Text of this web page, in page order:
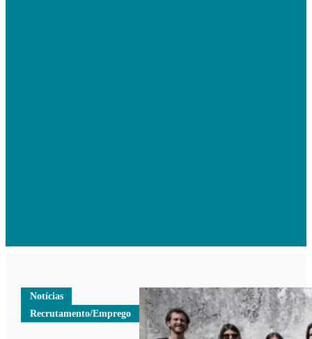
Notícias
Recrutamento/Emprego